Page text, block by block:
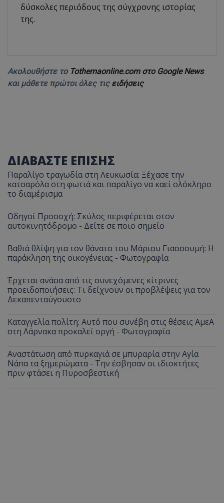
δύσκολες περιόδους της σύγχρονης ιστορίας
της.
Ακολουθήστε το Tothemaonline.com στο Google News
και μάθετε πρώτοι όλες τις ειδήσεις
ΔΙΑΒΑΣΤΕ ΕΠΙΣΗΣ
Παραλίγο τραγωδία στη Λευκωσία: Ξέχασε την
κατσαρόλα στη φωτιά και παραλίγο να καεί ολόκληρο
το διαμέρισμα
Οδηγοί Προσοχή: Σκύλος περιφέρεται στον
αυτοκινητόδρομο - Δείτε σε ποιο σημείο
Βαθιά θλίψη για τον θάνατο του Μάριου Γιασσουμή: Η
παράκληση της οικογένειας - Φωτογραφία
Έρχεται ανάσα από τις συνεχόμενες κίτρινες
προειδοποιήσεις: Τι δείχνουν οι προβλέψεις για τον
Δεκαπενταύγουστο
Καταγγελία πολίτη: Αυτό που συνέβη στις θέσεις ΑμεΑ
στη Λάρνακα προκαλεί οργή - Φωτογραφία
Αναστάτωση από πυρκαγιά σε μπυραρία στην Αγία
Νάπα τα ξημερώματα - Την έσβησαν οι ιδιοκτήτες
πριν φτάσει η Πυροσβεστική